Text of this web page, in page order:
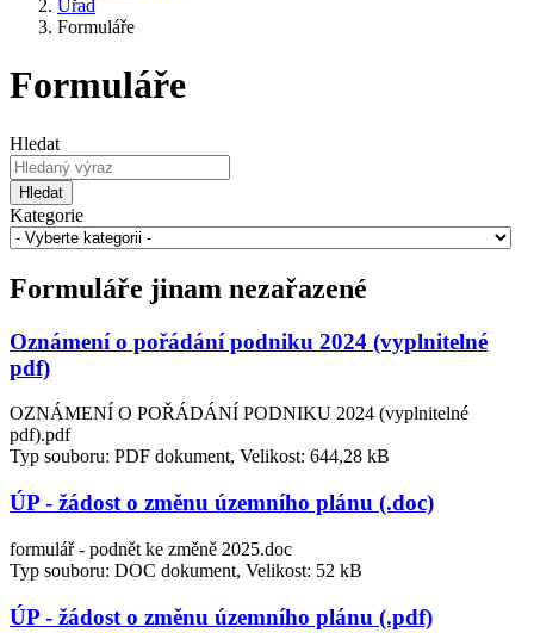
Úřad
Formuláře
Formuláře
Hledat
Hledat
Kategorie
Formuláře jinam nezařazené
Oznámení o pořádání podniku 2024 (vyplnitelné
pdf)
OZNÁMENÍ O POŘÁDÁNÍ PODNIKU 2024 (vyplnitelné
pdf).pdf
Typ souboru: PDF dokument, Velikost: 644,28 kB
ÚP - žádost o změnu územního plánu (.doc)
formulář - podnět ke změně 2025.doc
Typ souboru: DOC dokument, Velikost: 52 kB
ÚP - žádost o změnu územního plánu (.pdf)